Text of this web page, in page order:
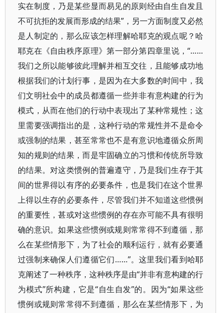
实在制度，乃是某些显而易见的原则经由自生自发且
不可抗拒的发展而形成的结果”，另一方面制度又必然
是人制定的，那么应该怎样理解哈耶克的观点呢？哈
耶克在《自由秩序原理》第一部分第四章里说，“……
我们之所以能够彼此理解并相互交往，且能够成功地
根据我们的计划行事，是因为在大多数的时间中，我
们文明社会中的成员都遵循一些并非有意构建的行为
模式，从而在他们的行动中表现出了某种常规性；这
里需要强调指出的是，这种行动的常规性并不是命令
或强制的结果，甚至常常也不是有意识地遵循众所周
知的规则的结果，而是牢固确立的习惯和传统所导致
的结果。对这类惯例的普遍遵守，乃是我们生存于其
间的世界得以有序的必要条件，也是我们在这个世界
上得以生存的必要条件，尽管我们并不知道这些惯例
的重要性，甚或对这些惯例的存在亦可能不具有很明
确的意识。如果这些惯例或规则常常得不到遵循，那
么在某些情形下，为了社会的顺利运行，就有必要通
过强制来确保人们遵循它们……”。这里我们看到哈耶
克阐述了一种秩序，这种秩序是由“并非有意构建的行
为模式”所构建，它是“自生自发”的。因为“如果这些
惯例或规则常常得不到遵循，那么在某些情形下，为